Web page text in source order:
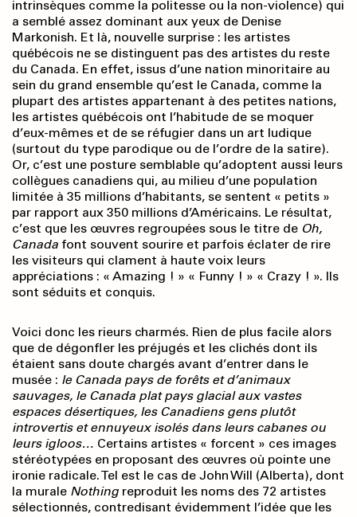
intrinsèques comme la politesse ou la non-violence) qui
a semblé assez dominant aux yeux de Denise
Markonish. Et là, nouvelle surprise : les artistes
québécois ne se distinguent pas des artistes du reste
du Canada. En effet, issus d’une nation minoritaire au
sein du grand ensemble qu’est le Canada, comme la
plupart des artistes appartenant à des petites nations,
les artistes québécois ont l’habitude de se moquer
d’eux-mêmes et de se réfugier dans un art ludique
(surtout du type parodique ou de l’ordre de la satire).
Or, c’est une posture semblable qu’adoptent aussi leurs
collègues canadiens qui, au milieu d’une population
limitée à 35 millions d’habitants, se sentent « petits »
par rapport aux 350 millions d’Amé­ricains. Le résultat,
c’est que les œuvres regroupées sous le titre de Oh,
Canada font souvent sourire et parfois éclater de rire
les visiteurs qui clament à haute voix leurs
appréciations : « Amazing ! » « Funny ! » « Crazy ! ». Ils
sont séduits et conquis.
Voici donc les rieurs charmés. Rien de plus facile alors
que de dégonfler les préjugés et les clichés dont ils
étaient sans doute chargés avant d’entrer dans le
musée : le Canada pays de forêts et d’animaux
sauvages, le Canada plat pays glacial aux vastes
espaces désertiques, les Canadiens gens plutôt
introvertis etennuyeux isolés dans leurs cabanes ou
leurs igloos… Certains artistes « forcent » ces images
stéréotypées en proposant des œuvres où pointe une
ironie radicale. Tel est le cas de John Will (Alberta), dont
la murale Nothing reproduit les noms des 72 artistes
sélectionnés, contredisant évidemment l’idée que les